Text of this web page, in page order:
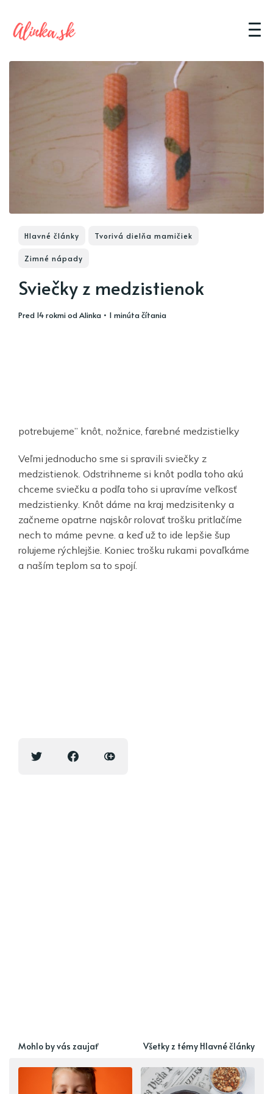
Hlavné články Tvorivá dielňa mamičiek
Zimné nápady
Sviečky z medzistienok
pred 14 rokmiodAlinka • 1 minúta čítania
potrebujeme” knôt, nožnice, farebné medzistielky
Veľmi jednoducho sme si spravili sviečky z
medzistienok. Odstrihneme si knôt podla toho akú
chceme sviečku a podľa toho si upravíme veľkosť
medzistienky. Knôt dáme na kraj medzisitenky a
začneme opatrne najskôr rolovať trošku pritlačíme
nech to máme pevne. a keď už to ide lepšie šup
rolujeme rýchlejšie. Koniec trošku rukami povaľkáme
a naším teplom sa to spojí.
Mohlo by vás zaujať Všetky z témy Hlavné články